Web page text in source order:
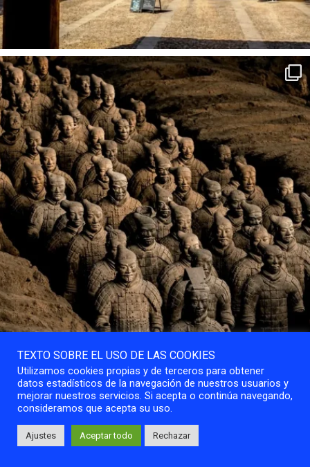
TEXTO SOBRE EL USO DE LAS COOKIES
Utilizamos cookies propias y de terceros para obtener
datos estadísticos de la navegación de nuestros usuarios y
mejorar nuestros servicios. Si acepta o continúa navegando,
consideramos que acepta su uso.
Ajustes Aceptar todo Rechazar